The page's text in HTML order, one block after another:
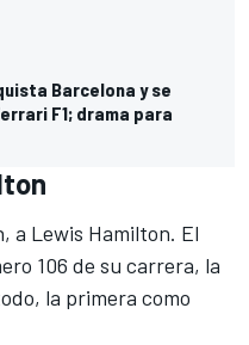
Barcelona y se
F1; drama para
a Lewis Hamilton. El
106 de su carrera, la
la primera como